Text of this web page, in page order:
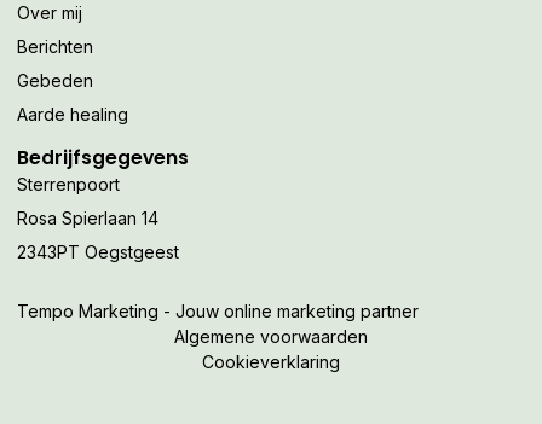
Over mij
Berichten
Gebeden
Aarde healing
Bedrijfsgegevens
Sterrenpoort
Rosa Spierlaan 14
2343PT Oegstgeest
Tempo Marketing - Jouw online marketing partner
Algemene voorwaarden
Cookieverklaring